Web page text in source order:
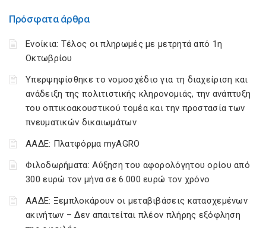
Πρόσφατα άρθρα
Ενοίκια: Τέλος οι πληρωμές με μετρητά από 1η
Οκτωβρίου
Υπερψηφίσθηκε το νομοσχέδιο για τη διαχείριση και
ανάδειξη της πολιτιστικής κληρονομιάς, την ανάπτυξη
του οπτικοακουστικού τομέα και την προστασία των
πνευματικών δικαιωμάτων
ΑΑΔΕ: Πλατφόρμα myAGRO
Φιλοδωρήματα: Αύξηση του αφορολόγητου ορίου από
300 ευρώ τον μήνα σε 6.000 ευρώ τον χρόνο
ΑΑΔΕ: Ξεμπλοκάρουν οι μεταβιβάσεις κατασχεμένων
ακινήτων – Δεν απαιτείται πλέον πλήρης εξόφληση